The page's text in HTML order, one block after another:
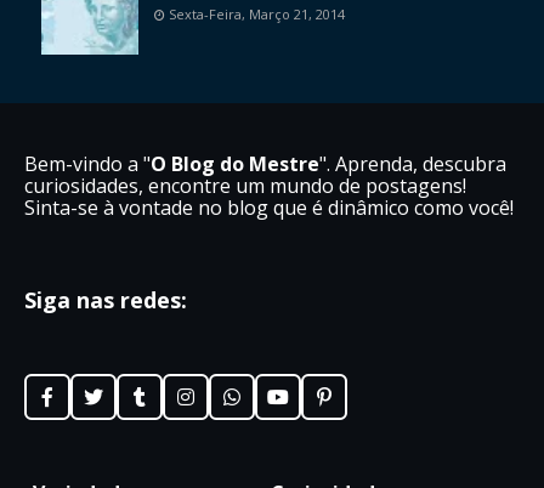
Sexta-Feira, Março 21, 2014
Bem-vindo a "O Blog do Mestre". Aprenda, descubra
curiosidades, encontre um mundo de postagens!
Sinta-se à vontade no blog que é dinâmico como você!
Siga nas redes: